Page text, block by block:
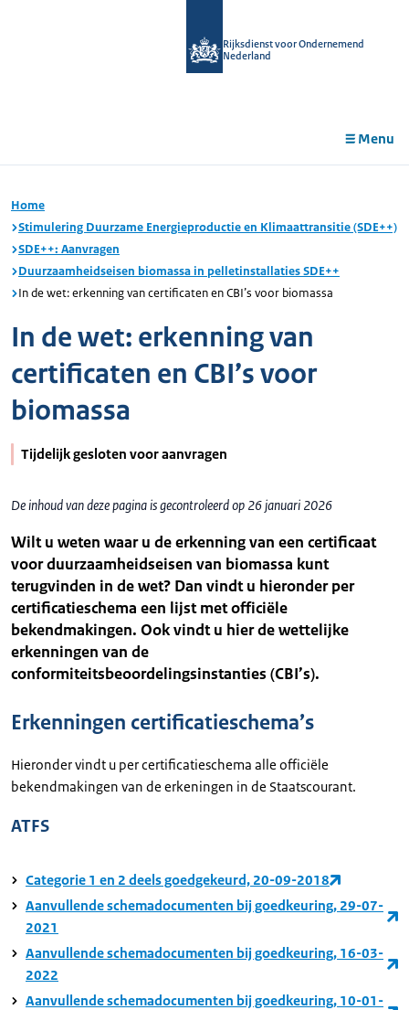
Rijksdienst voor Ondernemend
Nederland
Menu
Home
Stimulering Duurzame Energieproductie en Klimaattransitie (SDE++)
SDE++: Aanvragen
Duurzaamheidseisen biomassa in pelletinstallaties SDE++
In de wet: erkenning van certificaten en CBI’s voor biomassa
In de wet: erkenning van
certificaten en CBI’s voor
biomassa
Tijdelijk gesloten voor aanvragen
De inhoud van deze pagina is gecontroleerd op 26 januari 2026
Wilt u weten waar u de erkenning van een certificaat
voor duurzaamheidseisen van biomassa kunt
terugvinden in de wet? Dan vindt u hieronder per
certificatieschema een lijst met officiële
bekendmakingen. Ook vindt u hier de wettelijke
erkenningen van de
conformiteitsbeoordelingsinstanties (CBI’s).
Erkenningen certificatieschema’s
Hieronder vindt u per certificatieschema alle officiële
bekendmakingen van de erkeningen in de Staatscourant.
ATFS
Categorie 1 en 2 deels goedgekeurd, 20-09-2018
Aanvullende schemadocumenten bij goedkeuring, 29-07-
2021
Aanvullende schemadocumenten bij goedkeuring, 16-03-
2022
Aanvullende schemadocumenten bij goedkeuring, 10-01-